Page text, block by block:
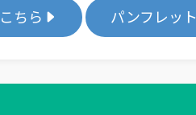
ちら パンフレット